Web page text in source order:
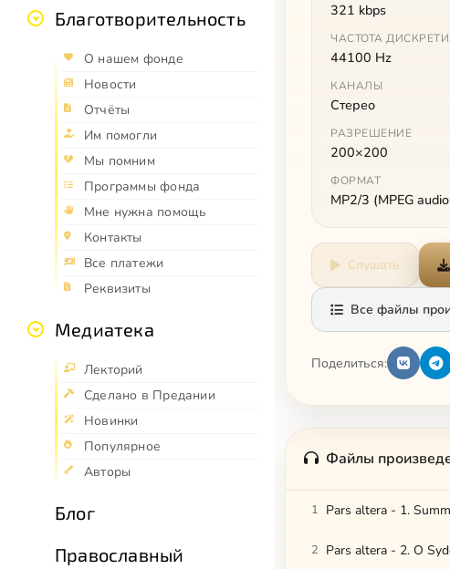
Благотворительность
О нашем фонде
Новости
Отчёты
Им помогли
Мы помним
Программы фонда
Мне нужна помощь
Контакты
Все платежи
Реквизиты
Медиатека
Лекторий
Сделано в Предании
Новинки
Популярное
Авторы
Блог
Православный
321 kbps
ЧАСТОТА
44100 Hz
КАНАЛЫ
Стерео
РАЗРЕШЕНИЕ
200×200
ФОРМАТ
MP2/3 (MPEG
Слушать
Все файлы
Поделиться:
Файлы
1 Pars altera - 1.
2 Pars altera - 2. O